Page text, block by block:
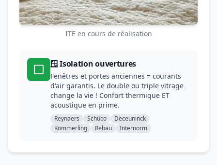
ITE en cours de réalisation
🪟 Isolation ouvertures
Fenêtres et portes anciennes = courants
d'air garantis. Le double ou triple vitrage
change la vie ! Confort thermique ET
acoustique en prime.
Reynaers Schüco
Deceuninck
Kömmerling
Rehau Internorm